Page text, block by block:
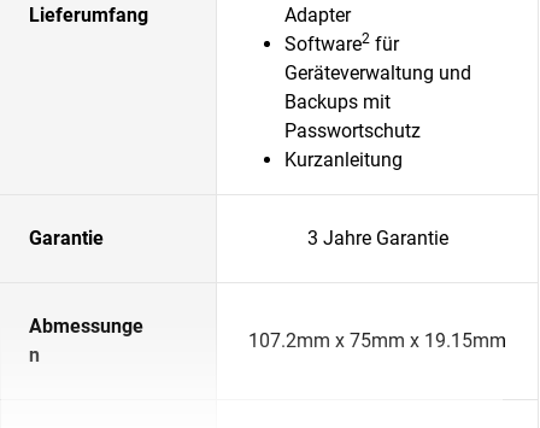
Lieferumfang
Adapter
Software2 für
Geräteverwaltung und
Backups mit
Passwortschutz
Kurzanleitung
Garantie 3 Jahre Garantie
Abmessunge
n
107.2mm x 75mm x 19.15mm